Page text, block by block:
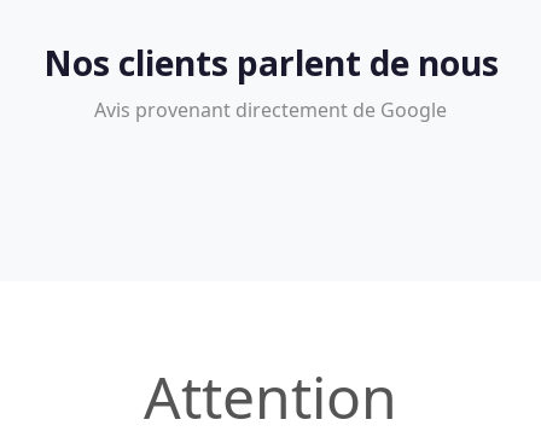
Nos clients parlent de nous
Avis provenant directement de Google
Attention